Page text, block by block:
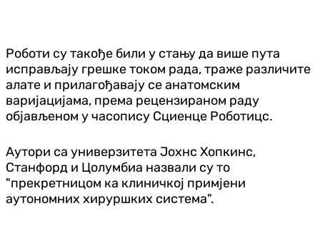
Роботи су такође били у стању да више пута
исправљају грешке током рада, траже различите
алате и прилагођавају се анатомским
варијацијама, према рецензираном раду
објављеном у часопису Сциенце Роботицс.
Аутори са универзитета Јохнс Хопкинс,
Станфорд и Цолумбиа назвали су то
"прекретницом ка клиничкој примјени
аутономних хируршких система".